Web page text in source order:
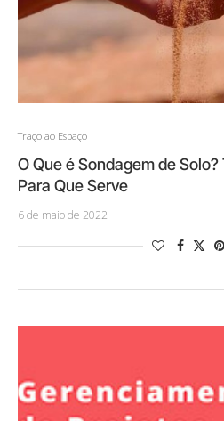
Traço ao Espaço
O Que é Sondagem de
Para Que Serve
6 de maio de 2022